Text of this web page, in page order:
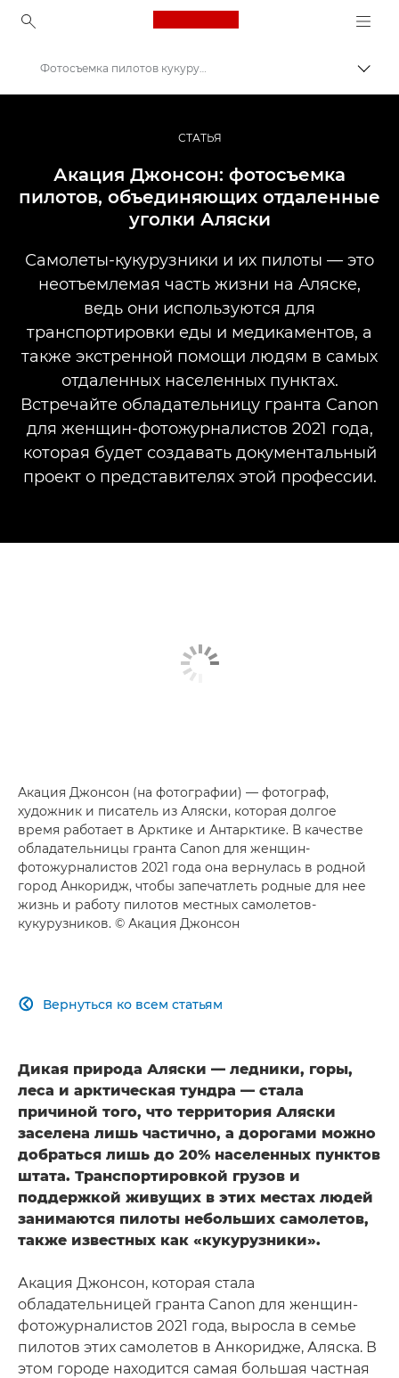
Canon Logo, back to
Профессиональная фото- и видеосъемка
Истории
Фотосъемка пилотов кукурузников в сельской местности Аляски
СТАТЬЯ
Акация Джонсон: фотосъемка
пилотов, объединяющих отдаленные
уголки Аляски
Самолеты-кукурузники и их пилоты — это
неотъемлемая часть жизни на Аляске,
ведь они используются для
транспортировки еды и медикаментов, а
также экстренной помощи людям в самых
отдаленных населенных пунктах.
Встречайте обладательницу гранта Canon
для женщин-фотожурналистов 2021 года,
которая будет создавать документальный
проект о представителях этой профессии.
Акация Джонсон (на фотографии) — фотограф,
художник и писатель из Аляски, которая долгое
время работает в Арктике и Антарктике. В качестве
обладательницы гранта Canon для женщин-
фотожурналистов 2021 года она вернулась в родной
город Анкоридж, чтобы запечатлеть родные для нее
жизнь и работу пилотов местных самолетов-
кукурузников. © Акация Джонсон
Вернуться ко всем статьям

Дикая природа Аляски — ледники, горы,
леса и арктическая тундра — стала
причиной того, что территория Аляски
заселена лишь частично, а дорогами можно
добраться лишь до 20% населенных пунктов
штата. Транспортировкой грузов и
поддержкой живущих в этих местах людей
занимаются пилоты небольших самолетов,
также известных как «кукурузники».
Акация Джонсон, которая стала
обладательницей гранта Canon для женщин-
фотожурналистов 2021 года, выросла в семье
пилотов этих самолетов в Анкоридже, Аляска. В
этом городе находится самая большая частная